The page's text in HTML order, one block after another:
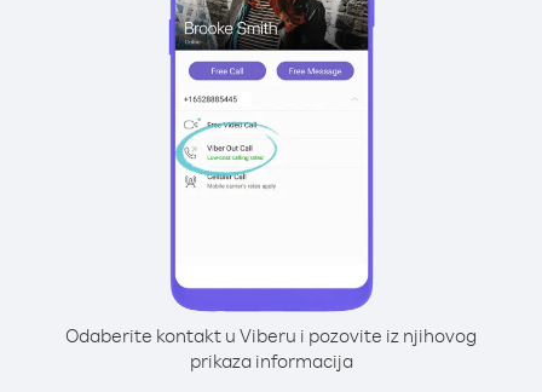
Odaberite kontakt u Viberu i pozovite iz njihovog
prikaza informacija